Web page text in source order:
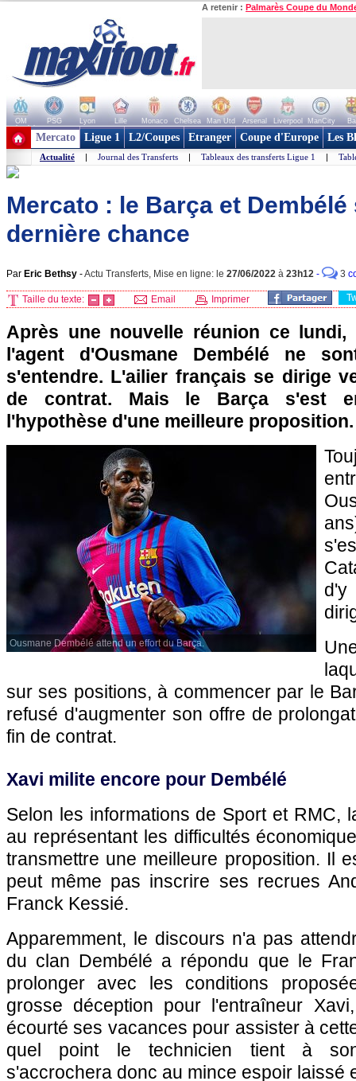
A retenir : Palmarès Coupe du
OM PSG Lyon Lille Monaco Chelsea Man Utd Arsenal Liverpool ManCity
+ de clubs
Mercato Ligue 1 L2/Coupes Etranger Coupe d'Europe Les
Actualité | Journal des Transferts | Tableaux des transferts Ligue 1 |
Mercato : le Barça et
dernière chance
Par Eric Bethsy -Actu Transferts, Mise en ligne: le 27/06/2022 à 23h12 - 3
Taille du texte: Email Imprimer
Après une nouvelle réunion ce
l'agent d'Ousmane Dembélé ne
s'entendre. L'ailier français se dirige
de contrat. Mais le Barça s'est
l'hypothèse d'une meilleure proposition.
Ousmane Dembélé attend un effort du Barça.
sur ses positions, à commencer par le
refusé d'augmenter son offre de
fin de contrat.
Xavi milite encore pour Dembélé
Selon les informations de Sport et RMC,
au représentant les difficultés
transmettre une meilleure proposition. Il
peut même pas inscrire ses recrues
Franck Kessié.
Apparemment, le discours n'a pas
du clan Dembélé a répondu que le
prolonger avec les conditions
grosse déception pour l'entraîneur
écourté ses vacances pour assister à
quel point le technicien tient à
s'accrochera donc au mince espoir laissé